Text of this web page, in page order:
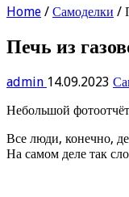
Home / Самоделки /
Печь из
admin 14.09.2023
Небольшой
Все люди, конечно,
На самом деле так